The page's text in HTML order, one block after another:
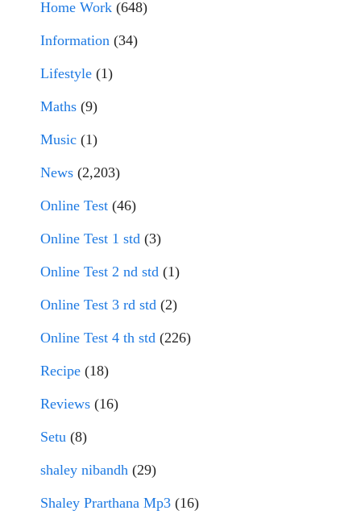
Home Work (648)
Information (34)
Lifestyle (1)
Maths (9)
Music (1)
News (2,203)
Online Test (46)
Online Test 1 std (3)
Online Test 2 nd std (1)
Online Test 3 rd std (2)
Online Test 4 th std (226)
Recipe (18)
Reviews (16)
Setu (8)
shaley nibandh (29)
Shaley Prarthana Mp3 (16)